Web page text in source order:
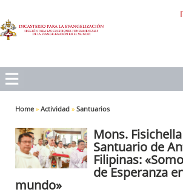
Home » Actividad » Santuarios
Mons.
Santuario de
Filipinas:
de Esperanza
mundo»